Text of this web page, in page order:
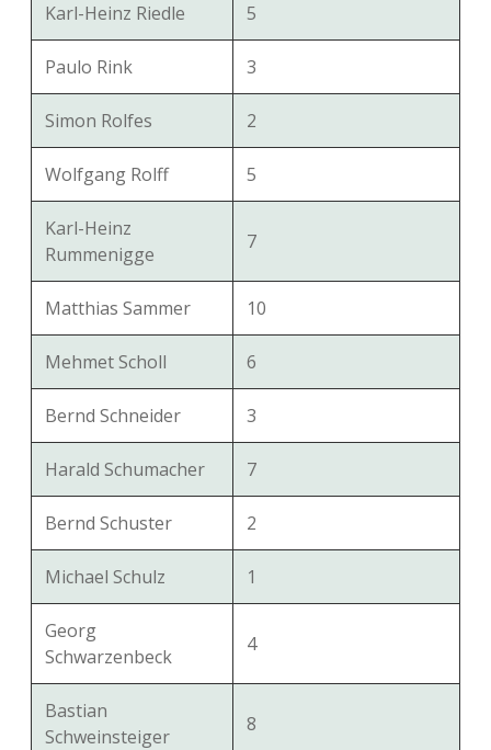
Karl-Heinz Riedle 5
Paulo Rink 3
Simon Rolfes 2
Wolfgang Rolff 5
Karl-Heinz
Rummenigge
7
Matthias Sammer 10
Mehmet Scholl 6
Bernd Schneider 3
Harald Schumacher 7
Bernd Schuster 2
Michael Schulz 1
Georg
Schwarzenbeck
4
Bastian
Schweinsteiger
8